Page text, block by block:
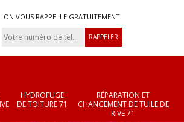
ON VOUS RAPPELLE GRATUITEMENT
HYDROFUGE
DE TOITURE 71
RÉPARATION ET
CHANGEMENT DE TUILE DE
RIVE 71